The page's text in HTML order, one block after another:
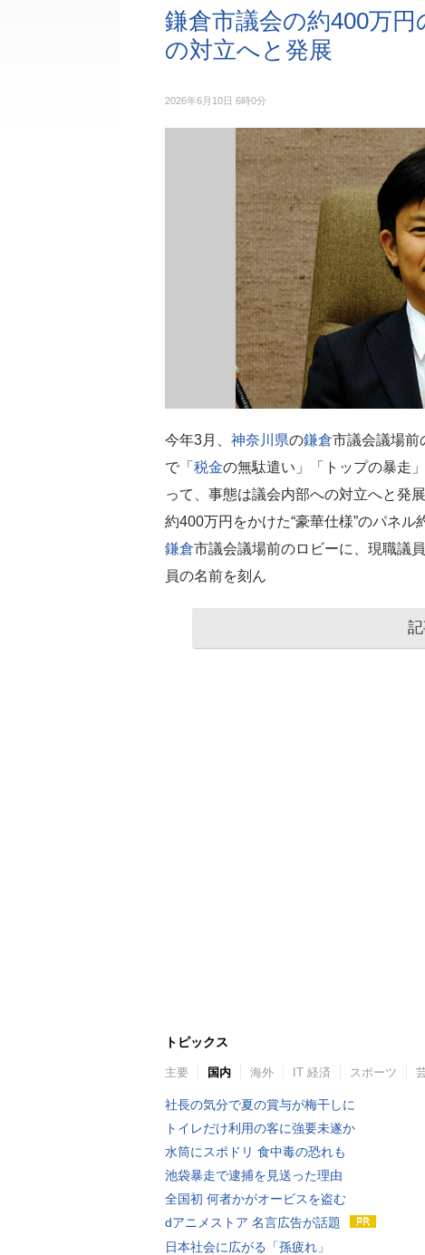
鎌倉市議会の約400万
の対立へと発展
2026年6月10日 6時0分
今年3月、 神奈川県の鎌倉市議会議場前
で「 税金の無駄遣い」「トップの暴走
って、事態は議会内部への対立へと発
約400万円をかけた“豪華仕様”のパネル
鎌倉市議会議場前のロビーに、現職議
員の名前を刻ん
トピックス
主要 国内 海外 IT 経済 スポーツ
社長の気分で夏の賞与が梅干しに
トイレだけ利用の客に強要未遂か
水筒にスポドリ 食中毒の恐れも
池袋暴走で逮捕を見送った理由
全国初 何者かがオービスを盗む
dアニメストア 名言広告が話題
日本社会に広がる「孫疲れ」